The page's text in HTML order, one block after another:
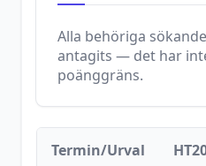
Alla behöriga
antagits — det har
poänggräns.
Termin/Urval